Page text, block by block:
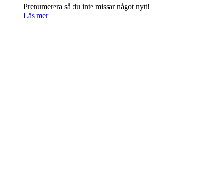
Prenumerera så du inte missar något nytt!
Läs mer